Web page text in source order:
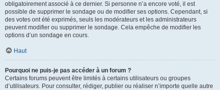
obligatoirement associé à ce dernier. Si personne n’a encore voté, il est
possible de supprimer le sondage ou de modifier ses options. Cependant, si
des votes ont été exprimés, seuls les modérateurs et les administrateurs
peuvent modifier ou supprimer le sondage. Cela empêche de modifier les
options d’un sondage en cours.
Haut
Pourquoi ne puis-je pas accéder à un forum ?
Certains forums peuvent être limités à certains utilisateurs ou groupes
d’utilisateurs. Pour consulter, rédiger, publier ou réaliser n’importe quelle autre